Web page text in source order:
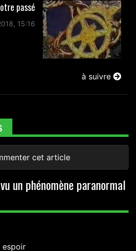
passé
15:16
à suivre
cet article
un phénomène paranormal
espoir